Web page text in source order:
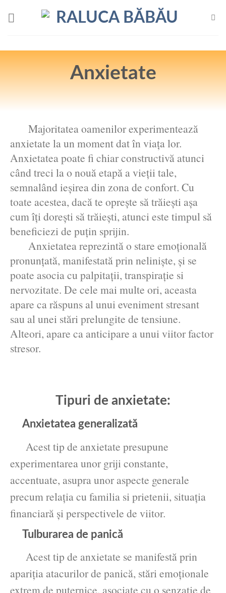
Anxietate
Majoritatea oamenilor experimentează
anxietate la un moment dat în viața lor.
Anxietatea poate fi chiar constructivă atunci
când treci la o nouă etapă a vieții tale,
semnalând ieșirea din zona de confort. Cu
toate acestea, dacă te oprește să trăiești așa
cum îți dorești să trăiești, atunci este timpul să
beneficiezi de puțin sprijin.
Anxietatea reprezintă o stare emoțională
pronunţată, manifestată prin nelinişte, şi se
poate asocia cu palpitaţii, transpiraţie si
nervozitate. De cele mai multe ori, aceasta
apare ca răspuns al unui eveniment stresant
sau al unei stări prelungite de tensiune.
Alteori, apare ca anticipare a unui viitor factor
stresor.
Tipuri de anxietate:
Anxietatea generalizată
Acest tip de anxietate presupune
experimentarea unor griji constante,
accentuate, asupra unor aspecte generale
precum relaţia cu familia si prietenii, situaţia
financiară şi perspectivele de viitor.
Tulburarea de panică
Acest tip de anxietate se manifestă prin
apariţia atacurilor de panică, stări emoţionale
extrem de puternice, asociate cu o senzatie de